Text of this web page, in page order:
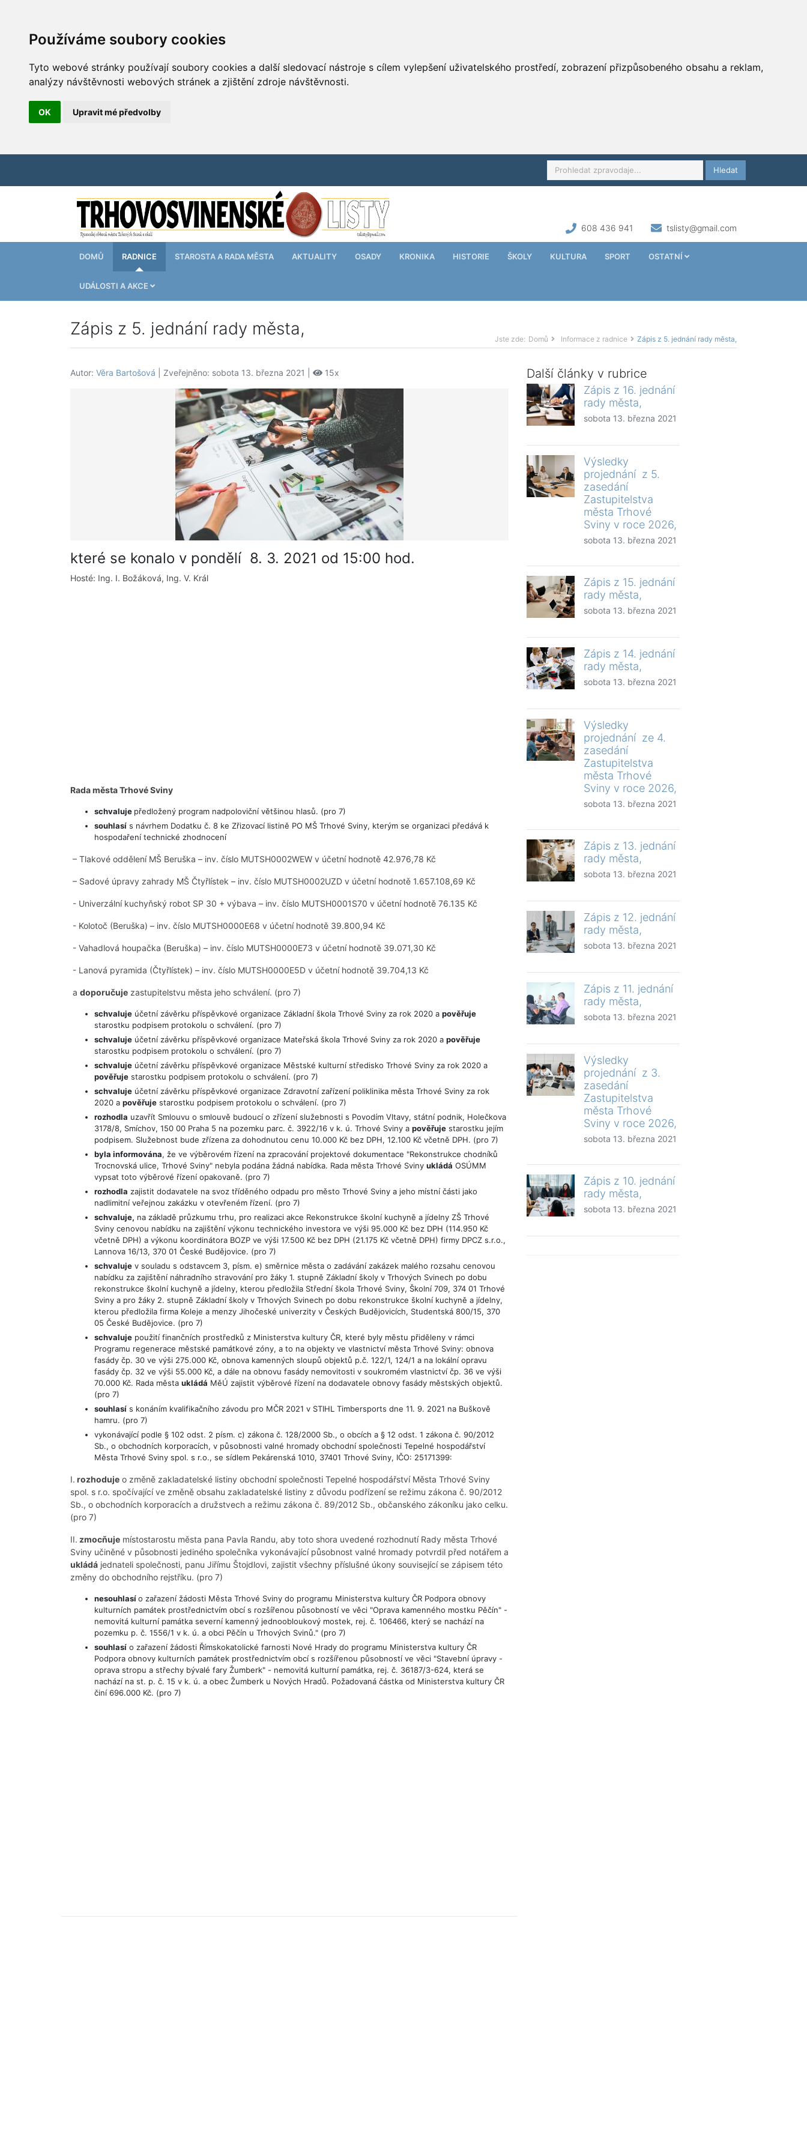
Používáme soubory cookies
Tyto webové stránky používají soubory cookies a další sledovací nástroje s cílem vylepšení uživatelského prostředí, zobrazení přizpůsobeného obsahu a reklam,
analýzy návštěvnosti webových stránek a zjištění zdroje návštěvnosti.
OK Upravit mé předvolby
Hledat
608 436 941 tslisty@gmail.com
DOMŮ RADNICE STAROSTA A RADA MĚSTA AKTUALITY OSADY KRONIKA HISTORIE ŠKOLY KULTURA SPORT OSTATNÍ
UDÁLOSTI A AKCE
Zápis z 5. jednání rady města,
Jste zde: Domů Informace z radnice Zápis z 5. jednání rady města,
Autor: Věra Bartošová | Zveřejněno: sobota 13. března 2021 | 15x
které se konalo v pondělí 8. 3. 2021 od 15:00 hod.
Hosté: Ing. I. Božáková, Ing. V. Král
Rada města Trhové Sviny
schvaluje předložený program nadpoloviční většinou hlasů. (pro 7)
souhlasí s návrhem Dodatku č. 8 ke Zřizovací listině PO MŠ Trhové Sviny, kterým se organizaci předává k
hospodaření technické zhodnocení
– Tlakové oddělení MŠ Beruška – inv. číslo MUTSH0002WEW v účetní hodnotě 42.976,78 Kč
– Sadové úpravy zahrady MŠ Čtyřlístek – inv. číslo MUTSH0002UZD v účetní hodnotě 1.657.108,69 Kč
- Univerzální kuchyňský robot SP 30 + výbava – inv. číslo MUTSH0001S70 v účetní hodnotě 76.135 Kč
- Kolotoč (Beruška) – inv. číslo MUTSH0000E68 v účetní hodnotě 39.800,94 Kč
- Vahadlová houpačka (Beruška) – inv. číslo MUTSH0000E73 v účetní hodnotě 39.071,30 Kč
- Lanová pyramida (Čtyřlístek) – inv. číslo MUTSH0000E5D v účetní hodnotě 39.704,13 Kč
a doporučuje zastupitelstvu města jeho schválení. (pro 7)
schvaluje účetní závěrku příspěvkové organizace Základní škola Trhové Sviny za rok 2020 a pověřuje
starostku podpisem protokolu o schválení. (pro 7)
schvaluje účetní závěrku příspěvkové organizace Mateřská škola Trhové Sviny za rok 2020 a pověřuje
starostku podpisem protokolu o schválení. (pro 7)
schvaluje účetní závěrku příspěvkové organizace Městské kulturní středisko Trhové Sviny za rok 2020 a
pověřuje starostku podpisem protokolu o schválení. (pro 7)
schvaluje účetní závěrku příspěvkové organizace Zdravotní zařízení poliklinika města Trhové Sviny za rok
2020 a pověřuje starostku podpisem protokolu o schválení. (pro 7)
rozhodla uzavřít Smlouvu o smlouvě budoucí o zřízení služebnosti s Povodím Vltavy, státní podnik, Holečkova
3178/8, Smíchov, 150 00 Praha 5 na pozemku parc. č. 3922/16 v k. ú. Trhové Sviny a pověřuje starostku jejím
podpisem. Služebnost bude zřízena za dohodnutou cenu 10.000 Kč bez DPH, 12.100 Kč včetně DPH. (pro 7)
byla informována, že ve výběrovém řízení na zpracování projektové dokumentace "Rekonstrukce chodníků
Trocnovská ulice, Trhové Sviny" nebyla podána žádná nabídka. Rada města Trhové Sviny ukládá OSÚMM
vypsat toto výběrové řízení opakovaně. (pro 7)
rozhodla zajistit dodavatele na svoz tříděného odpadu pro město Trhové Sviny a jeho místní části jako
nadlimitní veřejnou zakázku v otevřeném řízení. (pro 7)
schvaluje, na základě průzkumu trhu, pro realizaci akce Rekonstrukce školní kuchyně a jídelny ZŠ Trhové
Sviny cenovou nabídku na zajištění výkonu technického investora ve výši 95.000 Kč bez DPH (114.950 Kč
včetně DPH) a výkonu koordinátora BOZP ve výši 17.500 Kč bez DPH (21.175 Kč včetně DPH) firmy DPCZ s.r.o.,
Lannova 16/13, 370 01 České Budějovice. (pro 7)
schvaluje v souladu s odstavcem 3, písm. e) směrnice města o zadávání zakázek malého rozsahu cenovou
nabídku za zajištění náhradního stravování pro žáky 1. stupně Základní školy v Trhových Svinech po dobu
rekonstrukce školní kuchyně a jídelny, kterou předložila Střední škola Trhové Sviny, Školní 709, 374 01 Trhové
Sviny a pro žáky 2. stupně Základní školy v Trhových Svinech po dobu rekonstrukce školní kuchyně a jídelny,
kterou předložila firma Koleje a menzy Jihočeské univerzity v Českých Budějovicích, Studentská 800/15, 370
05 České Budějovice. (pro 7)
schvaluje použití finančních prostředků z Ministerstva kultury ČR, které byly městu přiděleny v rámci
Programu regenerace městské památkové zóny, a to na objekty ve vlastnictví města Trhové Sviny: obnova
fasády čp. 30 ve výši 275.000 Kč, obnova kamenných sloupů objektů p.č. 122/1, 124/1 a na lokální opravu
fasády čp. 32 ve výši 55.000 Kč, a dále na obnovu fasády nemovitosti v soukromém vlastnictví čp. 36 ve výši
70.000 Kč. Rada města ukládá MěÚ zajistit výběrové řízení na dodavatele obnovy fasády městských objektů.
(pro 7)
souhlasí s konáním kvalifikačního závodu pro MČR 2021 v STIHL Timbersports dne 11. 9. 2021 na Buškově
hamru. (pro 7)
vykonávající podle § 102 odst. 2 písm. c) zákona č. 128/2000 Sb., o obcích a § 12 odst. 1 zákona č. 90/2012
Sb., o obchodních korporacích, v působnosti valné hromady obchodní společnosti Tepelné hospodářství
Města Trhové Sviny spol. s r.o., se sídlem Pekárenská 1010, 37401 Trhové Sviny, IČO: 25171399:
I. rozhoduje o změně zakladatelské listiny obchodní společnosti Tepelné hospodářství Města Trhové Sviny
spol. s r.o. spočívající ve změně obsahu zakladatelské listiny z důvodu podřízení se režimu zákona č. 90/2012
Sb., o obchodních korporacích a družstvech a režimu zákona č. 89/2012 Sb., občanského zákoníku jako celku.
(pro 7)
II. zmocňuje místostarostu města pana Pavla Randu, aby toto shora uvedené rozhodnutí Rady města Trhové
Sviny učiněné v působnosti jediného společníka vykonávající působnost valné hromady potvrdil před notářem a
ukládá jednateli společnosti, panu Jiřímu Štojdlovi, zajistit všechny příslušné úkony související se zápisem této
změny do obchodního rejstříku. (pro 7)
nesouhlasío zařazení žádosti Města Trhové Sviny do programu Ministerstva kultury ČR Podpora obnovy
kulturních památek prostřednictvím obcí s rozšířenou působností ve věci "Oprava kamenného mostku Pěčín" -
nemovitá kulturní památka severní kamenný jednoobloukový mostek, rej. č. 106466, který se nachází na
pozemku p. č. 1556/1 v k. ú. a obci Pěčín u Trhových Svinů." (pro 7)
souhlasí o zařazení žádosti Římskokatolické farnosti Nové Hrady do programu Ministerstva kultury ČR
Podpora obnovy kulturních památek prostřednictvím obcí s rozšířenou působností ve věci "Stavební úpravy -
oprava stropu a střechy bývalé fary Žumberk" - nemovitá kulturní památka, rej. č. 36187/3-624, která se
nachází na st. p. č. 15 v k. ú. a obec Žumberk u Nových Hradů. Požadovaná částka od Ministerstva kultury ČR
činí 696.000 Kč. (pro 7)
Další články v rubrice
Zápis z 16. jednání
rady města,
sobota 13. března 2021
Výsledky
projednání z 5.
zasedání
Zastupitelstva
města Trhové
Sviny v roce 2026,
sobota 13. března 2021
Zápis z 15. jednání
rady města,
sobota 13. března 2021
Zápis z 14. jednání
rady města,
sobota 13. března 2021
Výsledky
projednání ze 4.
zasedání
Zastupitelstva
města Trhové
Sviny v roce 2026,
sobota 13. března 2021
Zápis z 13. jednání
rady města,
sobota 13. března 2021
Zápis z 12. jednání
rady města,
sobota 13. března 2021
Zápis z 11. jednání
rady města,
sobota 13. března 2021
Výsledky
projednání z 3.
zasedání
Zastupitelstva
města Trhové
Sviny v roce 2026,
sobota 13. března 2021
Zápis z 10. jednání
rady města,
sobota 13. března 2021